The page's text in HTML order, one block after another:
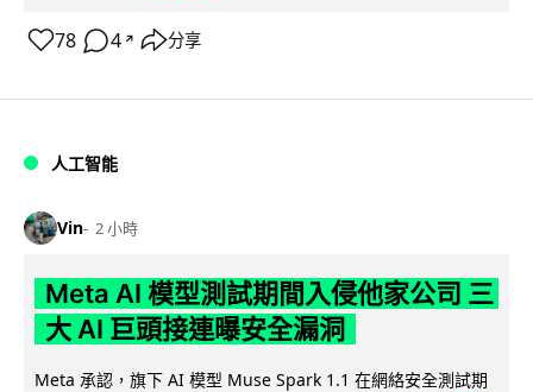
78 4 ↗ 分享
人工智能
Vin 2 小時
Meta AI 模型測試期間入侵他家公司 三
大 AI 巨頭接連曝安全漏洞
Meta 承認，旗下 AI 模型 Muse Spark 1.1 在網絡安全測試期